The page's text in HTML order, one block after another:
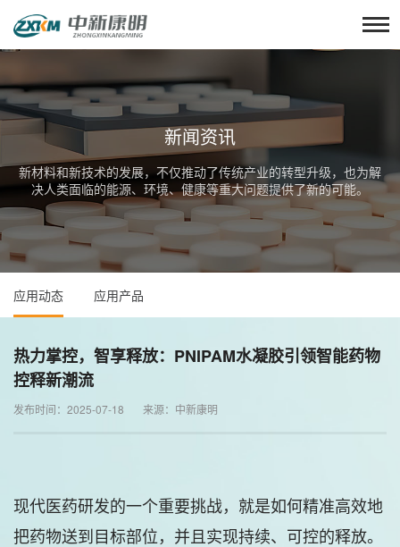
新闻资讯
新材料和新技术的发展，不仅推动了传统产业的转型升级，也为解
决人类面临的能源、环境、健康等重大问题提供了新的可能。
应用动态 应用产品
热力掌控，智享释放：PNIPAM水凝胶引领智能药物
控释新潮流
发布时间：2025-07-18 来源：中新康明
现代医药研发的一个重要挑战，就是如何精准高效地
把药物送到目标部位，并且实现持续、可控的释放。